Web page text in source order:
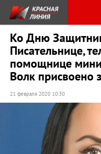
Ко Дню
Писательнице,
помощнице
Волк присвоено
21 февраля 2020 10:30